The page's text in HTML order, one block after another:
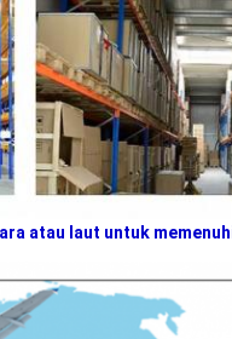
atau laut untuk